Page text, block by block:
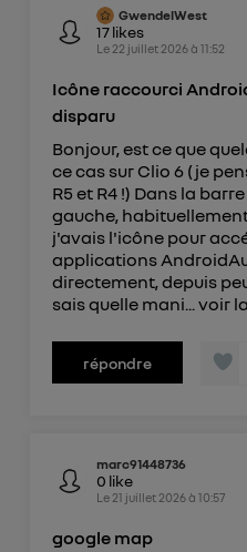
GwendelWest
17likes
Le 22 juillet 2026à 11:52
Icône raccourci
disparu
Bonjour, est ce que
ce cas sur Clio 6 (je
R5 et R4 !) Dans la
gauche,
j'avais l'icône pour
applications
directement, depuis
sais quelle mani...voir
répondre
marc91448736
0 like
Le 21 juillet 2026à 10:57
google map